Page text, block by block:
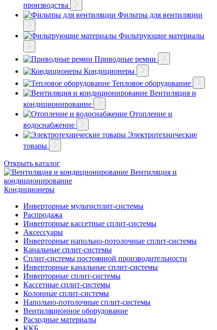
производства
Фильтры для вентиляции
Фильтрующие материалы
Приводные ремни
Кондиционеры
Тепловое оборудование
Вентиляция и
кондиционирование
Отопление и
водоснабжение
Электротехнические
товары
Открыть каталог
Вентиляция и
кондиционирование
Кондиционеры
Инверторные мультисплит-системы
Распродажа
Инверторные кассетные сплит-системы
Аксессуары
Инверторные напольно-потолочные сплит-системы
Канальные сплит-системы
Сплит-системы постоянной производительности
Инверторные канальные сплит-системы
Инверторные сплит-системы
Кассетные сплит-системы
Колонные сплит-системы
Напольно-потолочные сплит-системы
Вентиляционное оборудование
Расходные материалы
ККБ